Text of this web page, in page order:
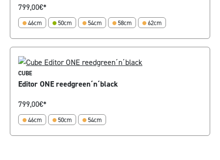
799,00€*
46cm 50cm 54cm 58cm 62cm
CUBE
Editor ONE reedgreen´n´black
799,00€*
46cm 50cm 54cm